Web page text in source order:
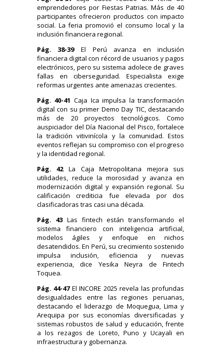
emprendedores por Fiestas Patrias. Más de 40
participantes ofrecieron productos con impacto
social. La feria promovió el consumo local y la
inclusión financiera regional.
Pág. 38-39 El Perú avanza en inclusión
financiera digital con récord de usuarios y pagos
electrónicos, pero su sistema adolece de graves
fallas en ciberseguridad. Especialista exige
reformas urgentes ante amenazas crecientes.
Pág. 40-41 Caja Ica impulsa la transformación
digital con su primer Demo Day TIC, destacando
más de 20 proyectos tecnológicos. Como
auspiciador del Día Nacional del Pisco, fortalece
la tradición vitivinícola y la comunidad. Estos
eventos reflejan su compromiso con el progreso
y la identidad regional.
Pág. 42 La Caja Metropolitana mejora sus
utilidades, reduce la morosidad y avanza en
modernización digital y expansión regional. Su
calificación crediticia fue elevada por dos
clasificadoras tras casi una década.
Pág. 43 Las fintech están transformando el
sistema financiero con inteligencia artificial,
modelos ágiles y enfoque en nichos
desatendidos. En Perú, su crecimiento sostenido
impulsa inclusión, eficiencia y nuevas
experiencia, dice Yesika Neyra de Fintech
Toquea.
Pág. 44-47 El INCORE 2025 revela las profundas
desigualdades entre las regiones peruanas,
destacando el liderazgo de Moquegua, Lima y
Arequipa por sus economías diversificadas y
sistemas robustos de salud y educación, frente
a los rezagos de Loreto, Puno y Ucayali en
infraestructura y gobernanza.